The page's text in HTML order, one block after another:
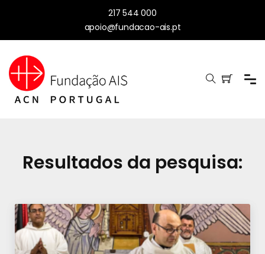
217 544 000
apoio@fundacao-ais.pt
Resultados da pesquisa: